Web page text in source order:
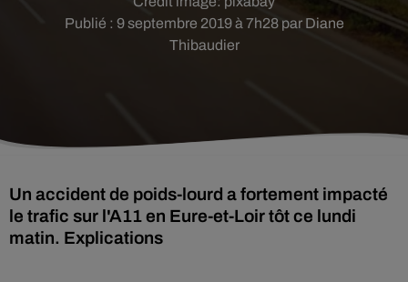
Publié : 9 septembre 2019 à 7h28 par Diane
Thibaudier
Un accident de poids-lourd a fortement impacté
le trafic sur l'A11 en Eure-et-Loir tôt ce lundi
matin. Explications